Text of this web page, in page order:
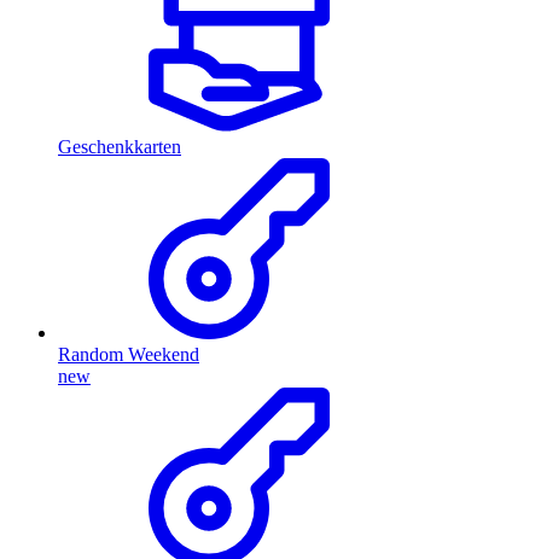
Geschenkkarten
Random Weekend
new